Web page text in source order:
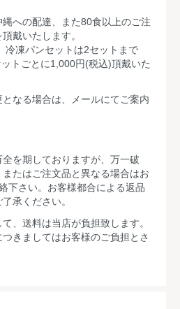
への配達、また80食以上のご注
戴いたします。
冷凍パンセットは2セットまで
トごとに1,000円(税込)頂戴いた
なる場合は、メールにてご案内
を期しておりますが、万一破
たはご注文品と異なる場合はお
下さい。お客様都合による返品
承ください。
、送料は当店が負担致します。
きましてはお客様のご負担とさ